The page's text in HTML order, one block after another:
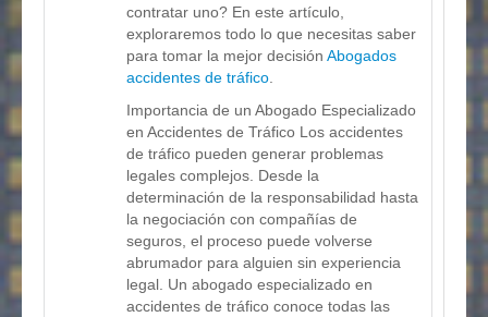
contratar uno? En este artículo,
exploraremos todo lo que necesitas saber
para tomar la mejor decisión Abogados
accidentes de tráfico
Importancia de un Abogado Especializado
en Accidentes de Tráfico Los accidentes
de tráfico pueden generar problemas
legales complejos. Desde la
determinación de la responsabilidad hasta
la negociación con compañías de
seguros, el proceso puede volverse
abrumador para alguien sin experiencia
legal. Un abogado especializado en
accidentes de tráfico conoce todas las